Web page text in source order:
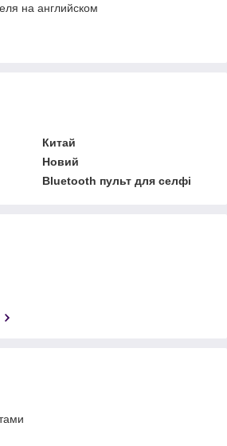
на английском
Китай
Новий
Bluetooth пульт для селфі